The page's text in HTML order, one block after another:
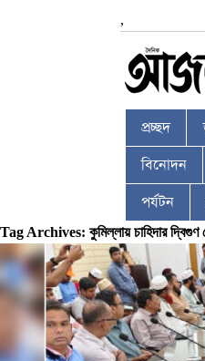
,
প্রচ্ছদ
বিনোদন
পর্যটন
Tag Archives: কুমিল্লায় চাহিদার দ্বিগুণ